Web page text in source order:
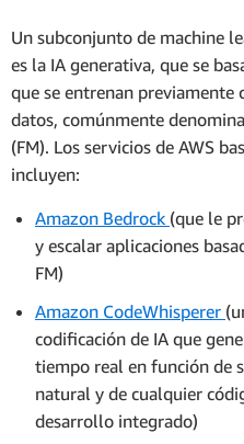
Un subconjunto de machine
es la IA generativa, que se
que se entrenan
datos, comúnmente
(FM). Los servicios de AWS
incluyen:
Amazon Bedrock (que le
y escalar aplicaciones
FM)
Amazon CodeWhisperer
codificación de IA que
tiempo real en función de
natural y de cualquier
desarrollo integrado)